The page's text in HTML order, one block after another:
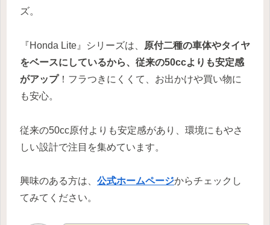
ズ。
『Honda Lite』シリーズは、
原付二種の車体やタイヤ
をベースにしているから、従来の50ccよりも安定感
がアップ！フラつきにくくて、お出かけや買い物に
も安心。
従来の50cc原付よりも安定感があり、環境にもやさ
しい設計で注目を集めています。
興味のある方は、 公式ホームページからチェックし
てみてください。